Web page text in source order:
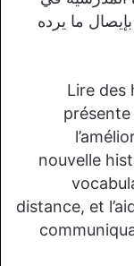
ما يرده
Lire des
nouvelle
distance, et